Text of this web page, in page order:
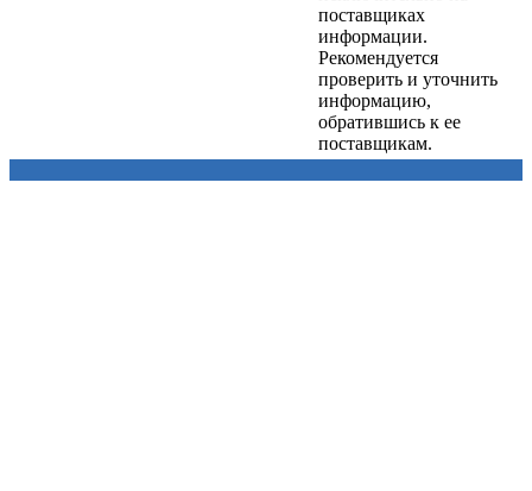
поставщиках
информации.
Рекомендуется
проверить и уточнить
информацию,
обратившись к ее
поставщикам.